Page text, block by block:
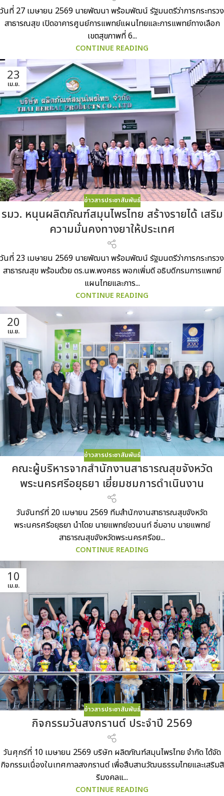
วันที่ 27 เมษายน 2569 นายพัฒนา พร้อมพัฒน์ รัฐมนตรีว่าการกระทรวง
สาธารณสุข เปิดอาคารศูนย์การแพทย์แผนไทยและการแพทย์ทางเลือก
เขตสุขภาพที่ 6...
CONTINUE READING
23
เม.ย.
ข่าวสารประชาสัมพันธ์
รมว. หนุนผลิตภัณฑ์สมุนไพรไทย สร้างรายได้ เสริม
ความมั่นคงทางยาให้ประเทศ
วันที่ 23 เมษายน 2569 นายพัฒนา พร้อมพัฒน์ รัฐมนตรีว่าการกระทรวง
สาธารณสุข พร้อมด้วย ดร.นพ.พงศธร พอกเพิ่มดี อธิบดีกรมการแพทย์
แผนไทยและการ...
CONTINUE READING
20
เม.ย.
ข่าวสารประชาสัมพันธ์
คณะผู้บริหารจากสำนักงานสาธารณสุขจังหวัด
พระนครศรีอยุธยา เยี่ยมชมการดำเนินงาน
วันจันทร์ที่ 20 เมษายน 2569 ทีมสำนักงานสาธารณสุขจังหวัด
พระนครศรีอยุธยา นำโดย นายแพทย์ชวนนท์ อิ่มอาบ นายแพทย์
สาธารณสุขจังหวัดพระนครศรีอย...
CONTINUE READING
10
เม.ย.
ข่าวสารประชาสัมพันธ์
กิจกรรมวันสงกรานต์ ประจำปี 2569
วันศุกร์ที่ 10 เมษายน 2569 บริษัท ผลิตภัณฑ์สมุนไพรไทย จำกัด ได้จัด
กิจกรรมเนื่องในเทศกาลสงกรานต์ เพื่อสืบสานวัฒนธรรมไทยและเสริมสิ
ริมงคลแ...
CONTINUE READING